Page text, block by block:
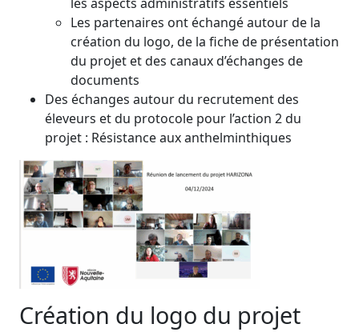
Les partenaires ont échangé autour de la
création du logo, de la fiche de présentation
du projet et des canaux d’échanges de
documents
Des échanges autour du recrutement des
éleveurs et du protocole pour l’action 2 du
projet : Résistance aux anthelminthiques
Création du logo du projet